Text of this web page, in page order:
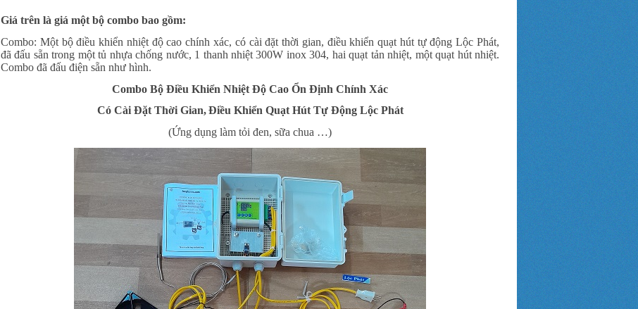
Giá trên là giá một bộ combo bao gồm:
Combo: Một bộ điều khiển nhiệt độ cao chính xác, có cài đặt thời gian, điều khiển quạt hút tự động Lộc Phát,
đã đấu sẵn trong một tủ nhựa chống nước, 1 thanh nhiệt 300W inox 304, hai quạt tản nhiệt, một quạt hút nhiệt.
Combo đã đấu điện sẵn như hình.
Combo Bộ Điều Khiển Nhiệt Độ Cao Ổn Định Chính Xác
Có Cài Đặt Thời Gian, Điều Khiển Quạt Hút Tự Động Lộc Phát
(Ứng dụng làm tỏi đen, sữa chua …)